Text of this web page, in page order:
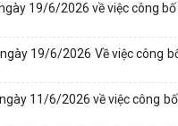
19/6/2026 về việc công
19/6/2026 Về việc công
11/6/2026 về việc công